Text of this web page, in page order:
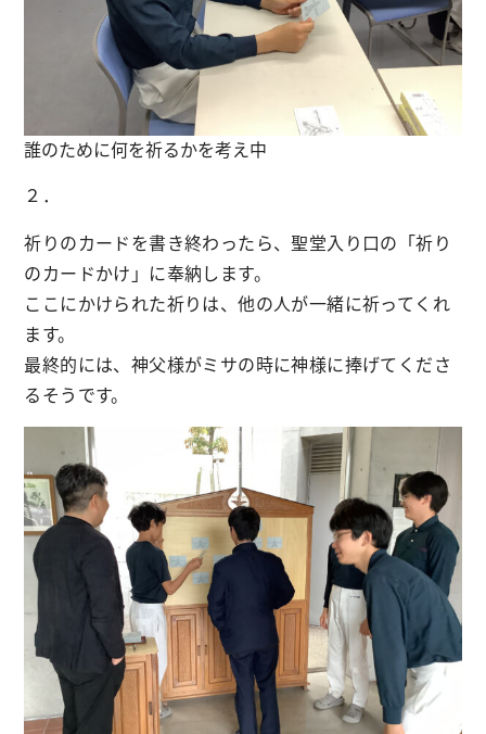
誰のために何を祈るかを考え中
２．
祈りのカードを書き終わったら、聖堂入り口の「祈り
のカードかけ」に奉納します。
ここにかけられた祈りは、他の人が一緒に祈ってくれ
ます。
最終的には、神父様がミサの時に神様に捧げてくださ
るそうです。